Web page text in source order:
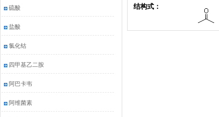
硫酸
盐酸
氯化钴
四甲基乙二胺
阿巴卡韦
阿维菌素
结构式：